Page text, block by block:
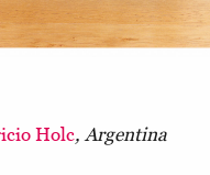
Holc,Argentina